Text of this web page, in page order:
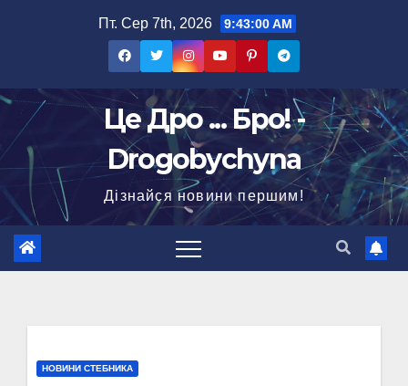
Пт. Сер 7th, 2026 9:43:01 AM
Це Дро ... Бро! -
Drogobychyna
Дізнайся новини першим!
НОВИНИ СТЕБНИКА